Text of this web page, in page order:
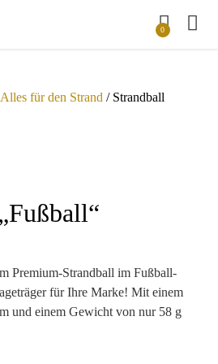
0
Alles für den Strand / Strandball
Premium-Strandball im Fußball-
für Ihre Marke! Mit einem
und einem Gewicht von nur 58 g
Werbeartikel der perfekte